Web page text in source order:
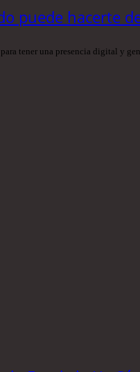
puede hacerte
tener una presencia digital y